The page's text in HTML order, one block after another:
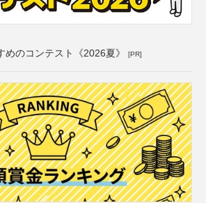
めのコンテスト《2026夏》 [PR]